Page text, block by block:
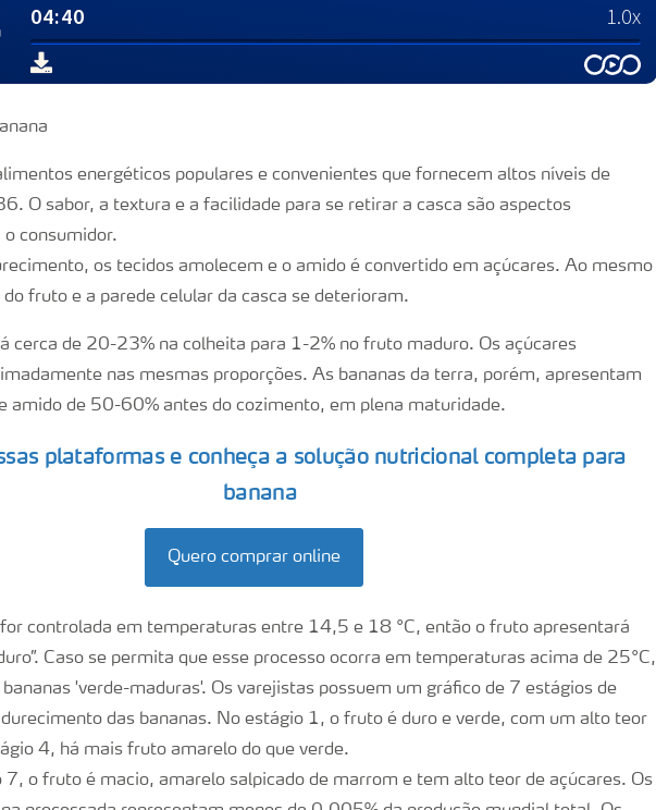
energéticos populares e convenientes que fornecem altos níveis de
O sabor, a textura e a facilidade para se retirar a casca são aspectos
consumidor.
os tecidos amolecem e o amido é convertido em açúcares. Ao mesmo
fruto e a parede celular da casca se deterioram.
cerca de 20-23% na colheita para 1-2% no fruto maduro. Os açúcares
nas mesmas proporções. As bananas da terra, porém, apresentam
amido de 50-60% antes do cozimento, em plena maturidade.
plataformas e conheça a solução nutricional completa para
banana
Quero comprar online
controlada em temperaturas entre 14,5 e 18 °C, então o fruto apresentará
Caso se permita que esse processo ocorra em temperaturas acima de 25°C,
'verde-maduras'. Os varejistas possuem um gráfico de 7 estágios de
das bananas. No estágio 1, o fruto é duro e verde, com um alto teor
4, há mais fruto amarelo do que verde.
7, o fruto é macio, amarelo salpicado de marrom e tem alto teor de açúcares. Os